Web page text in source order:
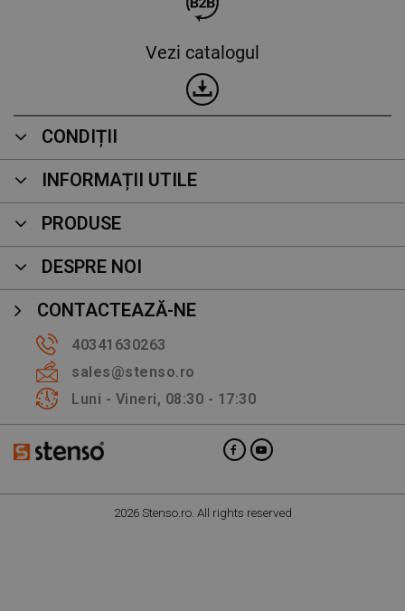
Vezi catalogul
CONDIȚII
INFORMAȚII UTILE
PRODUSE
DESPRE NOI
CONTACTEAZĂ-NE
40341630263
sales@stenso.ro
Luni - Vineri, 08:30 - 17:30
2026 Stenso.ro. All rights reserved